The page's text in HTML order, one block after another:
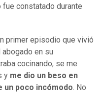
constatado durante
primer episodio que vivió
abogado en su
cocinando, se me
y me dio un beso en
un poco incómodo. No